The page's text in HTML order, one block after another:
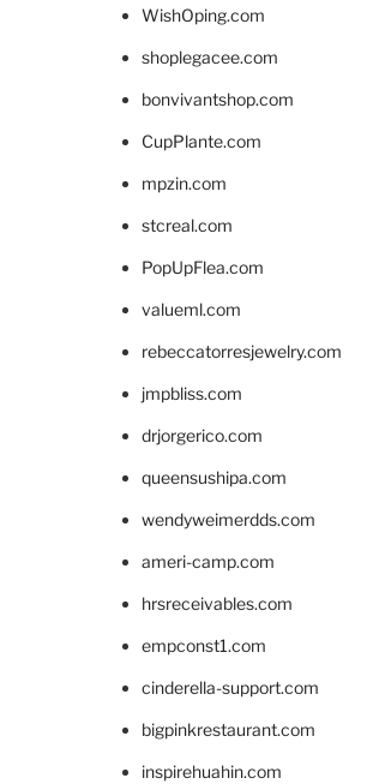
WishOping.com
shoplegacee.com
bonvivantshop.com
CupPlante.com
mpzin.com
stcreal.com
PopUpFlea.com
valueml.com
rebeccatorresjewelry.com
jmpbliss.com
drjorgerico.com
queensushipa.com
wendyweimerdds.com
ameri-camp.com
hrsreceivables.com
empconst1.com
cinderella-support.com
bigpinkrestaurant.com
inspirehuahin.com